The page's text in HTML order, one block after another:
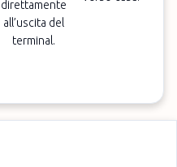
direttamente
all’uscita del
terminal.